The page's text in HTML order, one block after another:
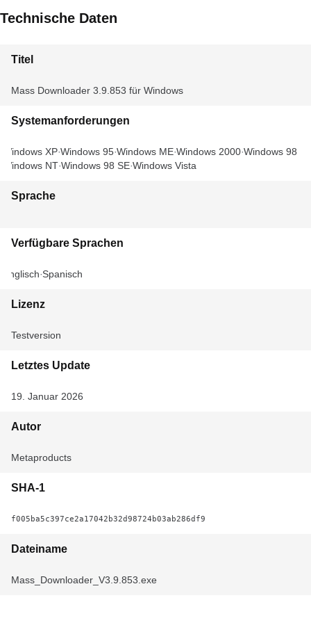
Technische Daten
Titel
Mass Downloader 3.9.853 für Windows
Systemanforderungen
Windows XP Windows 95 Windows ME Windows 2000 Windows 98
Windows NT Windows 98 SE Windows Vista
Sprache
Verfügbare Sprachen
Englisch Spanisch
Lizenz
Testversion
Letztes Update
19. Januar 2026
Autor
Metaproducts
SHA-1
f005ba5c397ce2a17042b32d98724b03ab286df9
Dateiname
Mass_Downloader_V3.9.853.exe